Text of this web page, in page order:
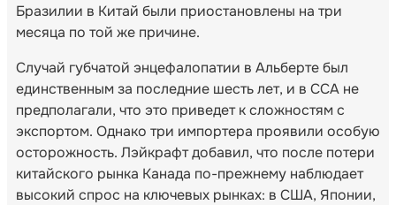
Бразилии в Китай были приостановлены на три
месяца по той же причине.
Случай губчатой энцефалопатии в Альберте был
единственным за последние шесть лет, и в CCA не
предполагали, что это приведет к сложностям с
экспортом. Однако три импортера проявили особую
осторожность. Лэйкрафт добавил, что после потери
китайского рынка Канада по-прежнему наблюдает
высокий спрос на ключевых рынках: в США, Японии,